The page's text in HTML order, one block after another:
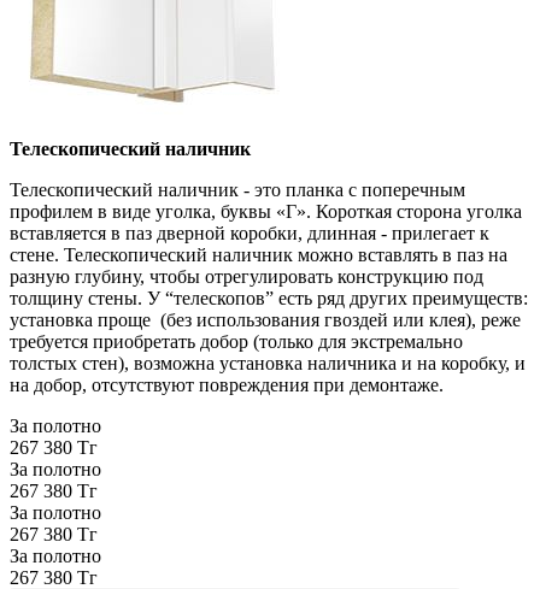
Телескопический наличник
Телескопический наличник - это планка с поперечным
профилем в виде уголка, буквы «Г». Короткая сторона уголка
вставляется в паз дверной коробки, длинная - прилегает к
стене. Телескопический наличник можно вставлять в паз на
разную глубину, чтобы отрегулировать конструкцию под
толщину стены. У “телескопов” есть ряд других преимуществ:
установка проще (без использования гвоздей или клея), реже
требуется приобретать добор (только для экстремально
толстых стен), возможна установка наличника и на коробку, и
на добор, отсутствуют повреждения при демонтаже.
За полотно
267 380 Тг
За полотно
267 380 Тг
За полотно
267 380 Тг
За полотно
267 380 Тг